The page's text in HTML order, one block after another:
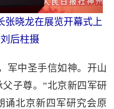
张晓龙在展览开幕式上
后柱摄
军中圣手信如神。开山
子尊。”北京新四军研
诵北京新四军研究会原